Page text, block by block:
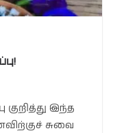
குறித்து இந்த
சுவை